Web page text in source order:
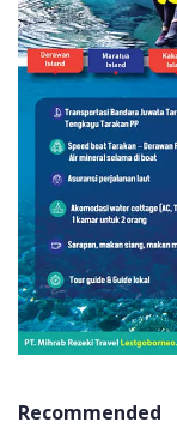
Recommended